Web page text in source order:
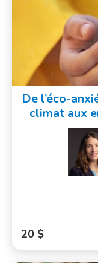
De l’éco-
climat aux
20 $